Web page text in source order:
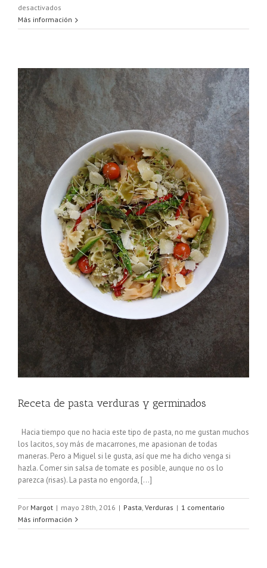
desactivados
Fideuá
de
pulpo
Más información
Receta de pasta verduras y germinados
Hacia tiempo que no hacia este tipo de pasta, no me gustan muchos
los lacitos, soy más de macarrones, me apasionan de todas
maneras. Pero a Miguel si le gusta, así que me ha dicho venga si
hazla. Comer sin salsa de tomate es posible, aunque no os lo
parezca (risas). La pasta no engorda, [...]
Por Margot | mayo 28th, 2016 | Pasta Verduras | 1 comentario
Más información